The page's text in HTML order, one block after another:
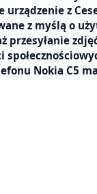
urządzenie z
z myślą o
przesyłanie
Nokia C5